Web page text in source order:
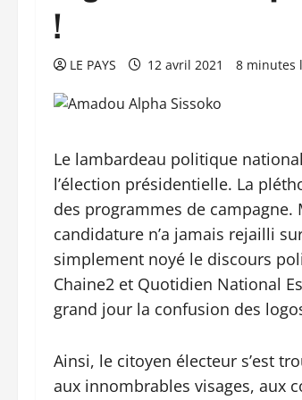
!
LE PAYS 12 avril 2021 8 minutes
Le lambardeau politique
l’élection présidentielle. La
des programmes de campagne.
candidature n’a jamais rejailli
simplement noyé le discours
Chaine2 et Quotidien National
grand jour la confusion des
Ainsi, le citoyen électeur s’est
aux innombrables visages, aux